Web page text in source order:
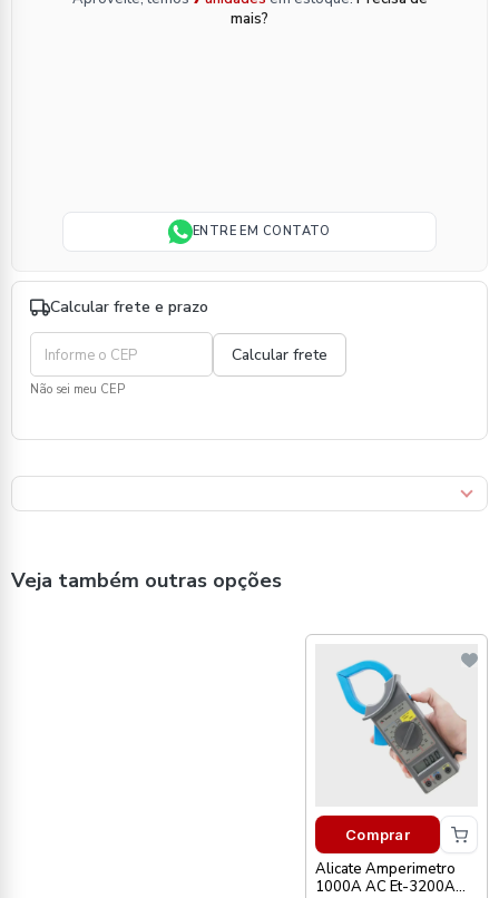
mais?
ENTRE EM CONTATO
Calcular frete e prazo
Não sei meu CEP
Veja também outras opções
Comprar
Alicate Amperimetro
1000A AC Et-3200A